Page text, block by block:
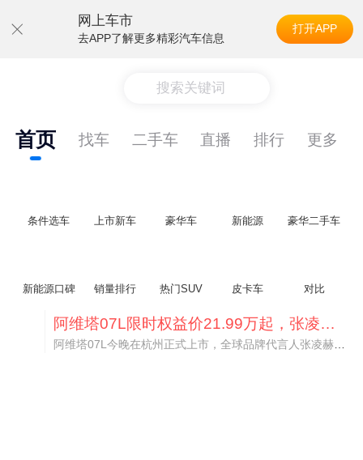
网上车市
去APP了解更多精彩汽车信息
打开APP
搜索关键词
首页 找车 二手车 直播 排行 更多
条件选车 上市新车 豪华车 新能源 豪华二手车
新能源口碑 销量排行 热门SUV 皮卡车 对比
阿维塔07L限时权益价21.99万起，张凌赫成首位车主
阿维塔07L今晚在杭州正式上市，全球品牌代言人张凌赫现场提车，成为这台车的第一位主人。三个版本：Elite纯电版22.99万，Max+后驱纯电版24.99万，Ultra三电机四驱版27.99万。